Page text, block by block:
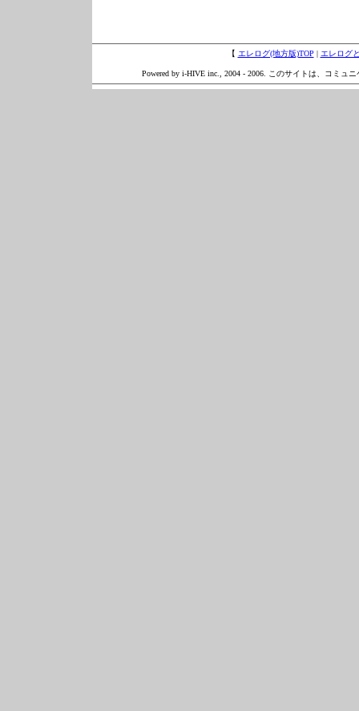
【 エレログ(地方版)TOP | エレログ
Powered by i-HIVE inc., 2004 - 2006. このサイトは、コミュ